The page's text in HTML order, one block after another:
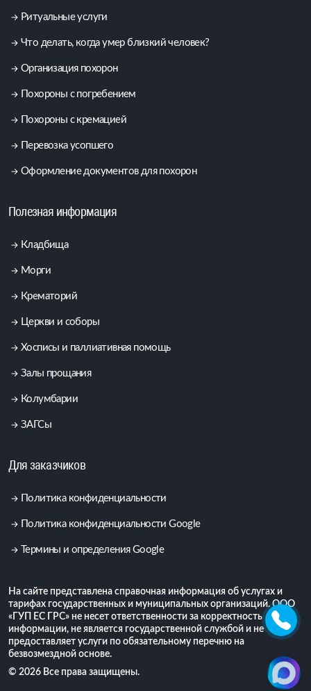
Ритуальные услуги
Что делать, когда умер близкий человек?
Организация похорон
Похороны с погребением
Похороны с кремацией
Перевозка усопшего
Оформление документов для похорон
Полезная информация
Кладбища
Морги
Крематорий
Церкви и соборы
Хосписы и паллиативная помощь
Залы прощания
Колумбарии
ЗАГСы
Для заказчиков
Политика конфиденциальности
Политика конфиденциальности Google
Термины и определения Google
На сайте представлена справочная информация об услугах и
тарифах государственных и муниципальных организаций. ООО
«ГУП ЕС ГРС» не несет ответственности за корректность
информации, не является государственной службой и не
предоставляет услуги по обязательному перечню на
безвозмездной основе.
© 2026 Все права защищены.